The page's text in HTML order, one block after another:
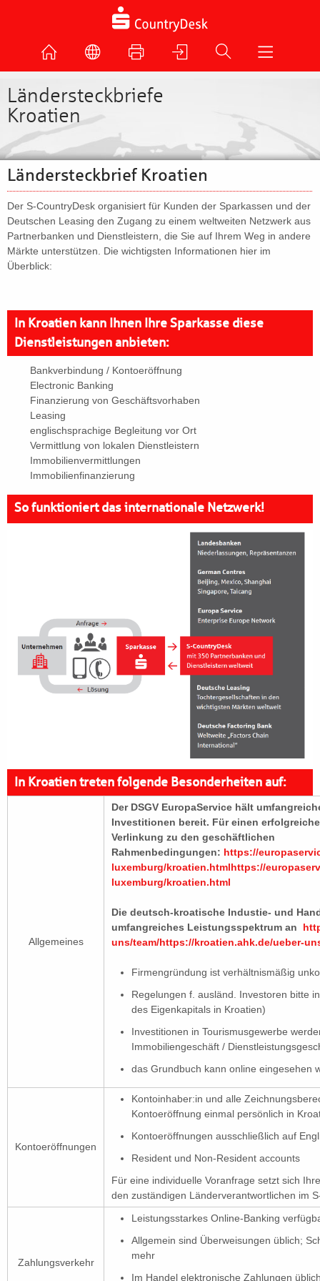
Ländersteckbriefe
Kroatien
Ländersteckbrief Kroatien
Der S-CountryDesk organisiert für Kunden der Sparkassen und der
Deutschen Leasing den Zugang zu einem weltweiten Netzwerk aus
Partnerbanken und Dienstleistern, die Sie auf Ihrem Weg in andere
Märkte unterstützen. Die wichtigsten Informationen hier im
Überblick:
In Kroatien kann Ihnen Ihre Sparkasse diese
Dienstleistungen anbieten:
Bankverbindung / Kontoeröffnung
Electronic Banking
Finanzierung von Geschäftsvorhaben
Leasing
englischsprachige Begleitung vor Ort
Vermittlung von lokalen Dienstleistern
Immobilienvermittlungen
Immobilienfinanzierung
So funktioniert das internationale Netzwerk!
In Kroatien treten folgende Besonderheiten auf:
Allgemeines
Der DSGV EuropaService hält
Investitionen bereit. Für einen
Verlinkung zu den geschäftlichen
Rahmenbedingungen: https://
luxemburg/kroatien.htmlhttps://
luxemburg/kroatien.html
Die deutsch-kroatische Industie- und
umfangreiches Leistungsspektrum an
uns/team/https://kroatien.ahk.de/ueber-
Firmengründung ist verhältnismäßig
Regelungen f. ausländ. Investoren bitte
des Eigenkapitals in Kroatien)
Investitionen in Tourismusgewerbe
Immobiliengeschäft /
das Grundbuch kann online eingesehen
Kontoeröffnungen
Kontoinhaber:in und alle
Kontoeröffnung einmal persönlich in
Kontoeröffnungen ausschließlich auf
Resident und Non-Resident accounts
Für eine individuelle Voranfrage setzt sich
den zuständigen Länderverantwortlichen im
Zahlungsverkehr
Leistungsstarkes Online-Banking
Allgemein sind Überweisungen üblich;
mehr
Im Handel elektronische Zahlungen